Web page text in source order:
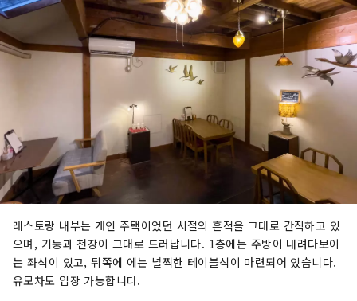
레스토랑 내부는 개인 주택이었던 시절의 흔적을 그대로 간직하고 있
으며, 기둥과 천장이 그대로 드러납니다. 1층에는 주방이 내려다보이
는 좌석이 있고, 뒤쪽에 에는 널찍한 테이블석이 마련되어 있습니다.
유모차도 입장 가능합니다.